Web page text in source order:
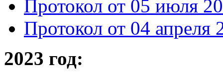
Протокол от 05 июля
Протокол от 04 апреля
2023 год: